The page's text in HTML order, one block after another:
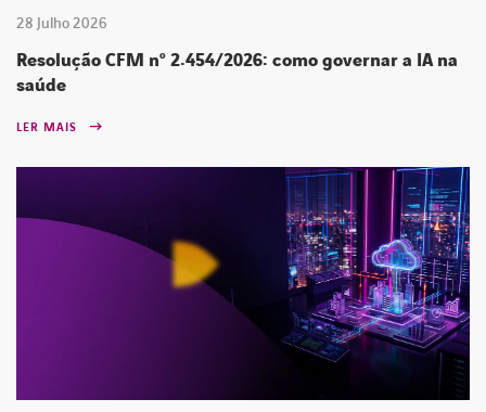
28 Julho 2026
Resolução CFM nº 2.454/2026: como governar a IA na
saúde
LER MAIS